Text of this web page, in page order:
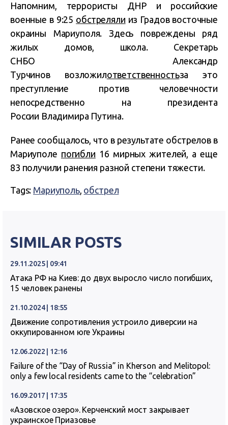
Напомним, террористы ДНР и российские
военные в 9:25 обстреляли из Градов восточные
окраины Мариуполя. Здесь повреждены ряд
жилых домов, школа. Секретарь
СНБО Александр
Турчинов возложилответственностьза это
преступление против человечности
непосредственно на президента
России Владимира Путина.
Ранее сообщалось, что в результате обстрелов в
Мариуполе погибли 16 мирных жителей, а еще
83 получили ранения разной степени тяжести.
Tags: Мариуполь, обстрел
SIMILAR POSTS
29.11.2025 | 09:41
Атака РФ на Киев: до двух выросло число погибших,
15 человек ранены
21.10.2024 | 18:55
Движение сопротивления устроило диверсии на
оккупированном юге Украины
12.06.2022 | 12:16
Failure of the “Day of Russia” in Kherson and Melitopol:
only a few local residents came to the “celebration”
16.09.2017 | 17:35
«Азовское озеро». Керченский мост закрывает
украинское Приазовье